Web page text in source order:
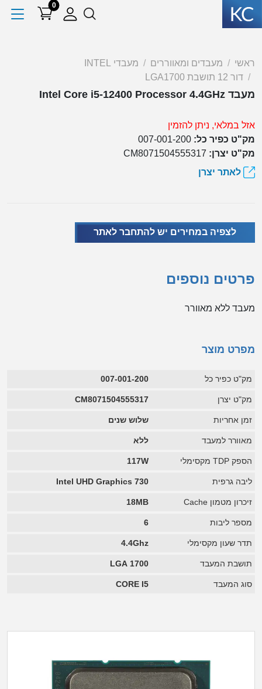
0
ראשי מעבדים ומאווררים
מעבדי INTEL
דור 12 תושבת LGA1700
מעבד Intel Core i5-12400 Processor 4.4GHz
אזל במלאי, ניתן להזמין
מק"ט כפיר כל: 007-001-200
מק"ט יצרן: CM8071504555317
לאתר יצרן
לצפיה במחירים יש להתחבר לאתר
פרטים נוספים
מעבד ללא מאוורר
מפרט מוצר
מק"ט כפיר כל 007-001-200
מק"ט יצרן CM8071504555317
זמן אחריות שלוש שנים
מאוורר למעבד ללא
הספק TDP מקסימלי 117W
ליבה גרפית Intel UHD Graphics 730
זיכרון מטמון Cache 18MB
מספר ליבות 6
תדר שעון מקסימלי 4.4Ghz
תושבת המעבד LGA 1700
סוג המעבד CORE I5